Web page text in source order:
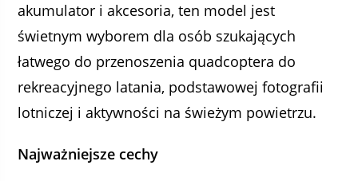
akumulator i akcesoria, ten model jest
świetnym wyborem dla osób szukających
łatwego do przenoszenia quadcoptera do
rekreacyjnego latania, podstawowej fotografii
lotniczej i aktywności na świeżym powietrzu.
Najważniejsze cechy